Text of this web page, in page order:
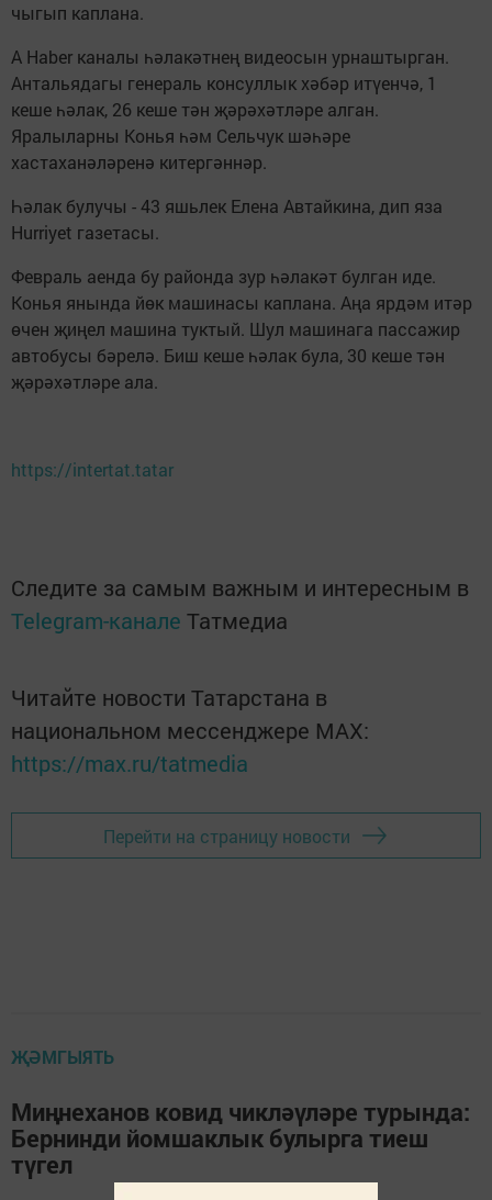
чыгып каплана.
A Haber каналы һәлакәтнең видеосын урнаштырган.
Антальядагы генераль консуллык хәбәр итүенчә, 1
кеше һәлак, 26 кеше тән җәрәхәтләре алган.
Яралыларны Конья һәм Сельчук шәһәре
хастаханәләренә китергәннәр.
Һәлак булучы - 43 яшьлек Елена Автайкина, дип яза
Hurriyet газетасы.
Февраль аенда бу районда зур һәлакәт булган иде.
Конья янында йөк машинасы каплана. Аңа ярдәм итәр
өчен җиңел машина туктый. Шул машинага пассажир
автобусы бәрелә. Биш кеше һәлак була, 30 кеше тән
җәрәхәтләре ала.
https://intertat.tatar
Следите за самым важным и интересным в
Telegram-канале Татмедиа
Читайте новости Татарстана в
национальном мессенджере MАХ:
https://max.ru/tatmedia
Перейти на страницу новости
ҖӘМГЫЯТЬ
Миңнеханов ковид чикләүләре турында:
Бернинди йомшаклык булырга тиеш
түгел